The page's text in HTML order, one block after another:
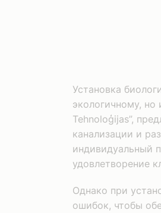
Установка
экологичному,
Tehnoloģijas”,
канализации и
индивидуальный
удовлетворение
Однако при
ошибок, чтобы